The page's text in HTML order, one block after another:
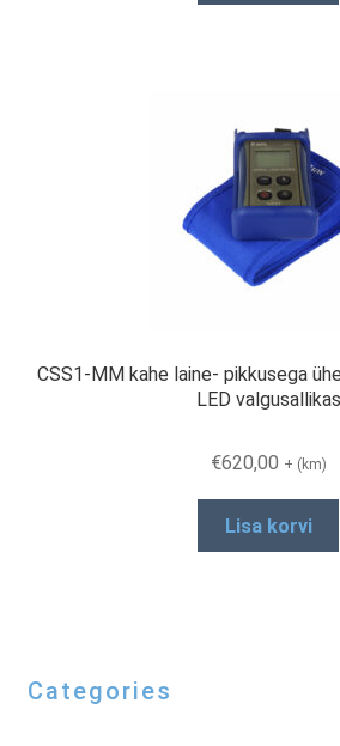
CSS1-MM kahe laine- pikkusega
LED valgusallikas
€620,00 + (km)
Lisa korvi
Categories